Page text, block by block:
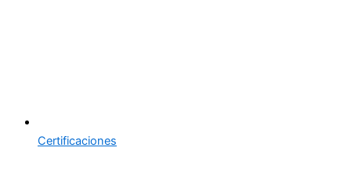
Certificaciones